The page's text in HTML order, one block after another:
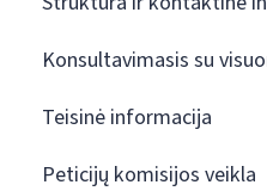
Konsultavimasis su
Teisinė informacija
Peticijų komisijos veikla